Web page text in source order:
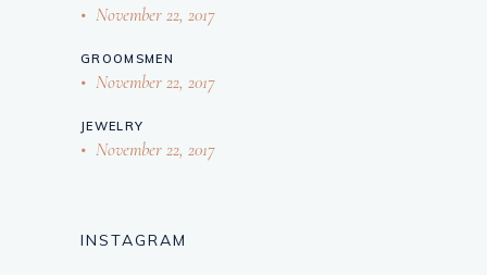
November 22, 2017
GROOMSMEN
November 22, 2017
JEWELRY
November 22, 2017
INSTAGRAM